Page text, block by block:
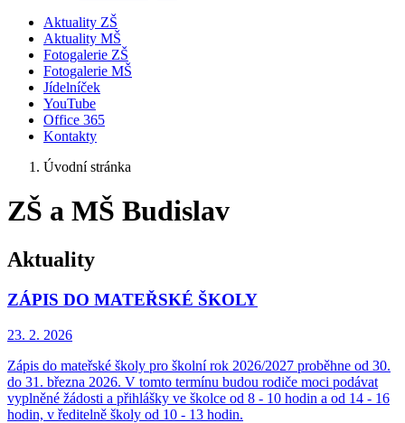
Aktuality ZŠ
Aktuality MŠ
Fotogalerie ZŠ
Fotogalerie MŠ
Jídelníček
YouTube
Office 365
Kontakty
Úvodní stránka
ZŠ a MŠ Budislav
Aktuality
ZÁPIS DO MATEŘSKÉ ŠKOLY
23. 2. 2026
Zápis do mateřské školy pro školní rok 2026/2027 proběhne od 30.
do 31. března 2026. V tomto termínu budou rodiče moci podávat
vyplněné žádosti a přihlášky ve školce od 8 - 10 hodin a od 14 - 16
hodin, v ředitelně školy od 10 - 13 hodin.